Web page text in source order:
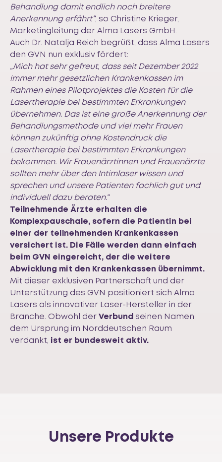
Behandlung damit endlich noch breitere
Anerkennung erfährt“, so Christine Krieger,
Marketingleitung der Alma Lasers GmbH.
Auch Dr. Natalja Reich begrüßt, dass Alma Lasers
den GVN nun exklusiv fördert:
„Mich hat sehr gefreut, dass seit Dezember 2022
immer mehr gesetzlichen Krankenkassen im
Rahmen eines Pilotprojektes die Kosten für die
Lasertherapie bei bestimmten Erkrankungen
übernehmen. Das ist eine große Anerkennung der
Behandlungsmethode und viel mehr Frauen
können zukünftig ohne Kostendruck die
Lasertherapie bei bestimmten Erkrankungen
bekommen. Wir Frauenärztinnen und Frauenärzte
sollten mehr über den Intimlaser wissen und
sprechen und unsere Patienten fachlich gut und
individuell dazu beraten.“
Teilnehmende Ärzte erhalten die
Komplexpauschale, sofern die Patientin bei
einer der teilnehmenden Krankenkassen
versichert ist. Die Fälle werden dann einfach
beim GVN eingereicht, der die weitere
Abwicklung mit den Krankenkassen übernimmt.
Mit dieser exklusiven Partnerschaft und der
Unterstützung des GVN positioniert sich Alma
Lasers als innovativer Laser-Hersteller in der
Branche. Obwohl der Verbund seinen Namen
dem Ursprung im Norddeutschen Raum
verdankt, ist er bundesweit aktiv.
Unsere Produkte